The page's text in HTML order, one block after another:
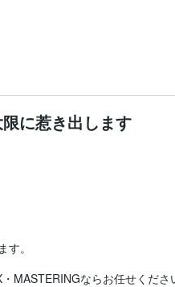
に惹き出します
。
MASTERINGならお任せくださ